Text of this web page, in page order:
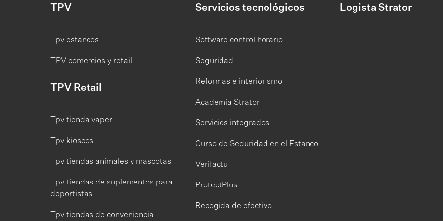
TPV
Tpv estancos
TPV comercios y retail
TPV Retail
Tpv tienda vaper
Tpv kioscos
Tpv tiendas animales y mascotas
Tpv tiendas de suplementos para
deportistas
Tpv tiendas de conveniencia
Servicios tecnológicos
Software control horario
Seguridad
Reformas e interiorismo
Academia Strator
Servicios integrados
Curso de Seguridad en el Estanco
Verifactu
ProtectPlus
Recogida de efectivo
Logista Strator